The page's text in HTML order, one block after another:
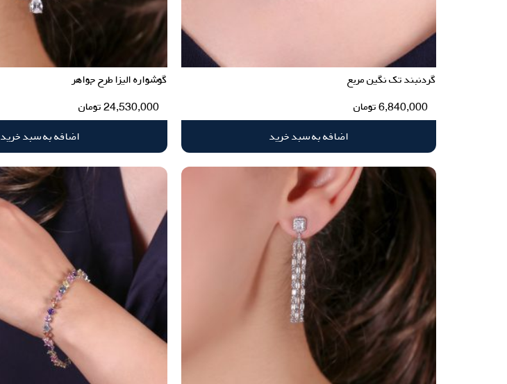
گردنبند تک نگین مربع
6,840,000تومان
اضافه به سبد خرید
گوشواره الیزا طرح جواهر
24,530,000تومان
اضافه به سبد خرید